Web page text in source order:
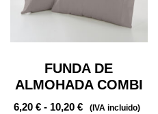
FUNDA DE
ALMOHADA COMBI
6,20 € - 10,20 € (IVA incluido)